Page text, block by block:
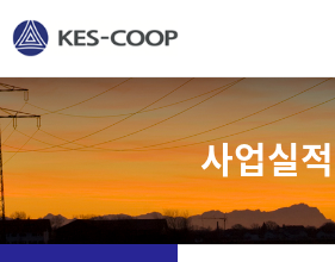
사업실적